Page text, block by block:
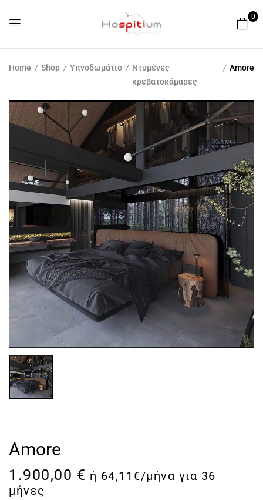
0
Home Shop Υπνοδωμάτιο
Ντυμένες
κρεβατοκάμαρες
Amore
Amore
1.900,00 € ή 64,11€/μήνα για 36
μήνες